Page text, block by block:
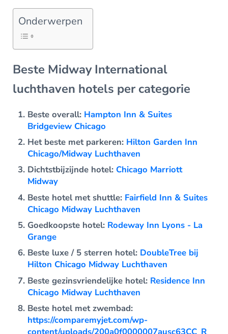
Onderwerpen
Beste Midway International
luchthaven hotels per categorie
Beste overall: Hampton Inn & Suites
Bridgeview Chicago
Het beste met parkeren: Hilton Garden Inn
Chicago/Midway Luchthaven
Dichtstbijzijnde hotel: Chicago Marriott
Midway
Beste hotel met shuttle: Fairfield Inn & Suites
Chicago Midway Luchthaven
Goedkoopste hotel: Rodeway Inn Lyons - La
Grange
Beste luxe / 5 sterren hotel: DoubleTree bij
Hilton Chicago Midway Luchthaven
Beste gezinsvriendelijke hotel: Residence Inn
Chicago Midway Luchthaven
Beste hotel met zwembad:
https://comparemyjet.com/wp-